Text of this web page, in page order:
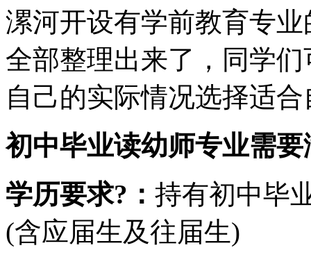
漯河开设有学前教育专
全部整理出来了，同学
自己的实际情况选择适
初中毕业读幼师专业需
学历要求?： 持有初中毕
(含应届生及往届生)